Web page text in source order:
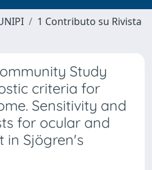
1 Contributo su Rivista
Study
criteria for
Sensitivity and
for ocular and
in Sjögren's